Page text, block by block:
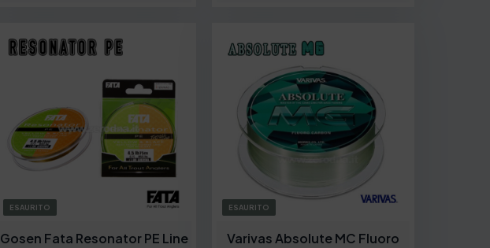
ESAURITO
Gosen Fata Resonator PE Line
ESAURITO
Varivas Absolute MC Fluoro